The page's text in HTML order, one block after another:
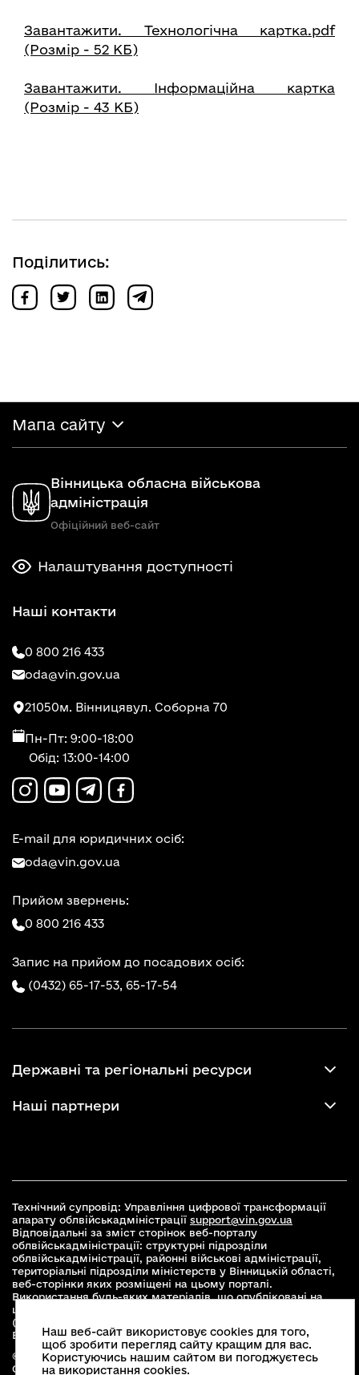
Завантажити. Технологічна картка.pdf
(Розмір - 52 КБ)
Завантажити. Інформаційна картка
(Розмір - 43 КБ)
Поділитись:
Мапа сайту
Вінницька обласна військова
адміністрація
Офіційний веб-сайт
Налаштування доступності
Наші контакти
0 800 216 433
oda@vin.gov.ua
21050м. Вінницявул. Соборна 70
Пн-Пт: 9:00-18:00
Обід: 13:00-14:00
E-mail для юридичних осіб:
oda@vin.gov.ua
Прийом звернень:
0 800 216 433
Запис на прийом до посадових осіб:
(0432) 65-17-53, 65-17-54
Державні та регіональні ресурси
Наші партнери
Технічний супровід: Управління цифрової трансформації
апарату облвійськадміністрації support@vin.gov.ua
Відповідальні за зміст сторінок веб-порталу
облвійськадміністрації: структурні підрозділи
облвійськадміністрації, районні військові адміністрації,
територіальні підрозділи міністерств у Вінницькій області,
веб-сторінки яких розміщені на цьому порталі.
Використання будь-яких матеріалів, що опубліковані на
цьому сайті, дозволяється при умові зазначення посилання
(для інтернет-видань - гіперпосилання) на офіційний сайт
Вінницької облвійськадміністраціїwww.vin.gov.ua.
© 2026 Весь контент доступний за ліцензією Creative
Commons Attribution 4.0 International license, якщо не
Наш веб-сайт використовує cookies для того,
щоб зробити перегляд сайту кращим для вас.
Користуючись нашим сайтом ви погоджуєтесь
на використання cookies.